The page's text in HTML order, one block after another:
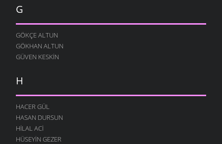
G
GÖKÇE ALTUN
GÖKHAN ALTUN
GÜVEN KESKIN
H
HACER GÜL
HASAN DURSUN
HILAL ACI
HÜSEYIN GEZER